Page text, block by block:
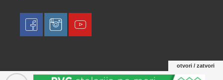
© 2021 LovaLova. All rights reserved.
otvori / zatvori